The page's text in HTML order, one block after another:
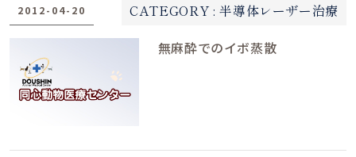
2012-04-20 CATEGORY :半導体レーザー治療
無麻酔でのイボ蒸散